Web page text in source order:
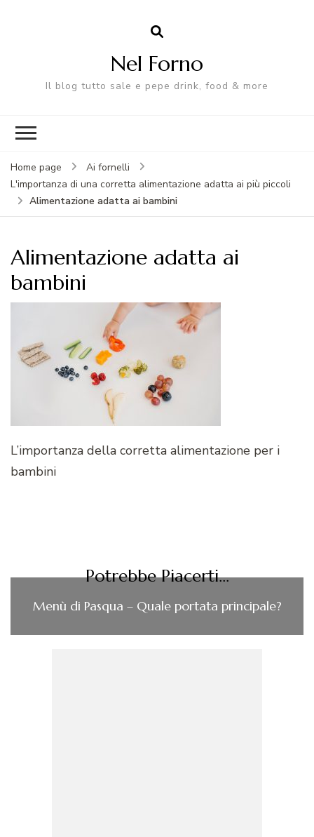
Nel Forno
Il blog tutto sale e pepe drink, food & more
Home page
Ai fornelli
L'importanza di una corretta alimentazione adatta ai più piccoli
Alimentazione adatta ai bambini
Alimentazione adatta ai
bambini
L’importanza della corretta alimentazione per i
bambini
Potrebbe Piacerti...
Menù di Pasqua – Quale portata principale?